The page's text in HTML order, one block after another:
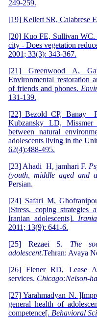
249-259.
[19] Kellert SR, Calabrese
[20] Kuo FE, Sullivan WC.
city - Does vegetation
2001; 33(3): 343-367.
[21] Greenwood A,
Environmental restoration
of friends and phones.
131-139.
[22] Bezold CP, Banay
Kubzansky LD,
between natural
adolescents living in the
62(4):488-495.
[23] Ahadi H, jamhari F.
(youth, middle aged and
Persian.
[24] Safari M,
[Stress, coping
Iranian adolescents].
2011; 13(9): 641-6.
[25] Rezaei S. The
adolescent.Tehran: Avaya
[26] Flener RD, Lease
services. Chicago:Nelson-
[27] Yarahmadyan N.
general health of
competence[. Behavioral